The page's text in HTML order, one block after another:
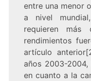
entre una menor
a nivel
requieren
rendimientos
artículo
años 2003-
en cuanto a la